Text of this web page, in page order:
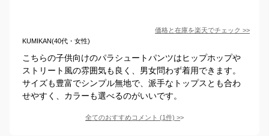
価格と在庫を楽天でチェック >>
KUMIKAN(40代・女性)
こちらの子供向けのパラシュートパンツはヒップホップや
ストリート風の雰囲気も良く、男女問わず着用できます。
サイズも豊富でシンプル無地で、派手なトップスとも合わ
せやすく、カラーも選べるのがいいです。
全てのおすすめコメント (1件) >